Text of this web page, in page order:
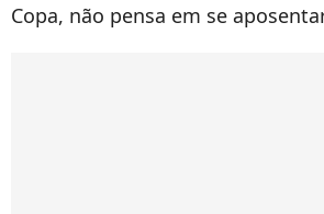
Copa, não pensa em se